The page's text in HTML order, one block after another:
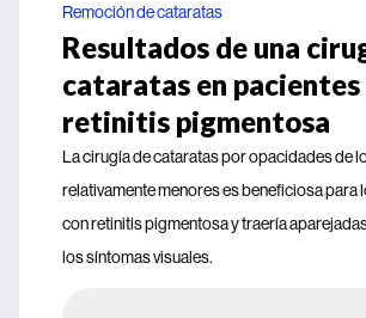
Remoción de cataratas
Resultados de una
cataratas en pacientes
retinitis pigmentosa
La cirugía de cataratas por opacidades de
relativamente menores es beneficiosa para
con retinitis pigmentosa y traería
los síntomas visuales.